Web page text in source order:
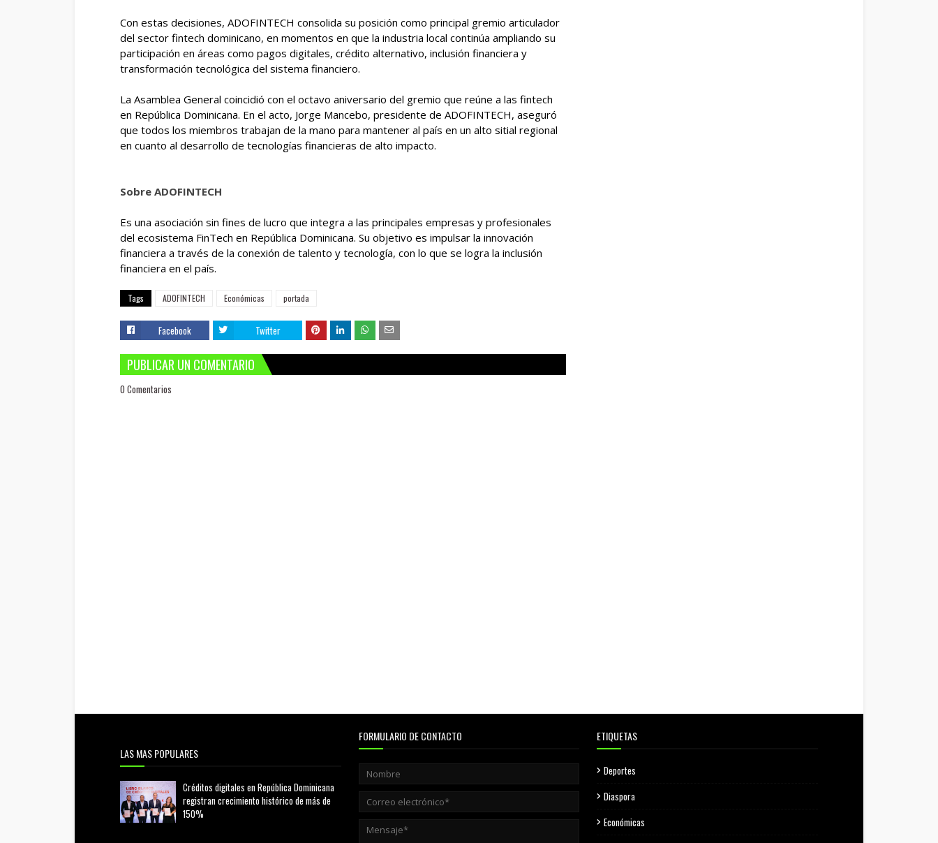
Con estas decisiones, ADOFINTECH consolida su posición como principal gremio articulador
del sector fintech dominicano, en momentos en que la industria local continúa ampliando su
participación en áreas como pagos digitales, crédito alternativo, inclusión financiera y
transformación tecnológica del sistema financiero.
La Asamblea General coincidió con el octavo aniversario del gremio que reúne a las fintech
en República Dominicana. En el acto, Jorge Mancebo, presidente de ADOFINTECH, aseguró
que todos los miembros trabajan de la mano para mantener al país en un alto sitial regional
en cuanto al desarrollo de tecnologías financieras de alto impacto.
Sobre ADOFINTECH
Es una asociación sin fines de lucro que integra a las principales empresas y profesionales
del ecosistema FinTech en República Dominicana. Su objetivo es impulsar la innovación
financiera a través de la conexión de talento y tecnología, con lo que se logra la inclusión
financiera en el país.
Tags ADOFINTECH Económicas portada
Facebook Twitter
PUBLICAR UN COMENTARIO
0 Comentarios
LAS MAS POPULARES
Créditos digitales en República Dominicana
registran crecimiento histórico de más de
150%
FORMULARIO DE CONTACTO ETIQUETAS
Deportes
Diaspora
Económicas